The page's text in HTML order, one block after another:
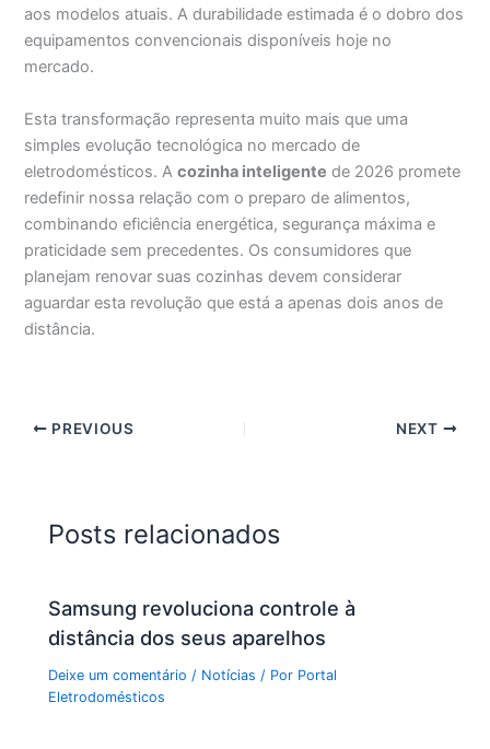
aos modelos atuais. A durabilidade estimada é o dobro dos
equipamentos convencionais disponíveis hoje no
mercado.
Esta transformação representa muito mais que uma
simples evolução tecnológica no mercado de
eletrodomésticos. Acozinha inteligente de 2026 promete
redefinir nossa relação com o preparo de alimentos,
combinando eficiência energética, segurança máxima e
praticidade sem precedentes. Os consumidores que
planejam renovar suas cozinhas devem considerar
aguardar esta revolução que está a apenas dois anos de
distância.
PREVIOUS NEXT
Posts relacionados
Samsung revoluciona controle à
distância dos seus aparelhos
Deixe um comentário / Notícias / Por Portal
Eletrodomésticos